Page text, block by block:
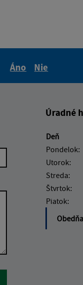
Áno
Nie
Úradné
Deň
Pondelok:
Utorok:
Streda:
Štvrtok:
Piatok: